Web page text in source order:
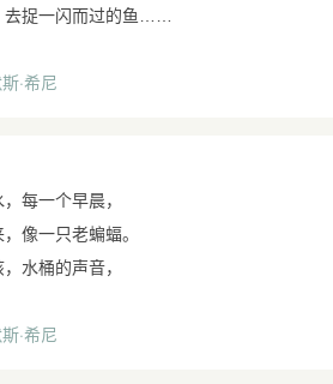
影子。
条
皮靴踢了一下，
指中间
躺着。
掘。
，他把生活撞击到家；
一只沙袋，坠地翻倒。
着，用木棍轻敲
，缰绳现在松垂了下来；
呈现的形状都是那么光洁，
了它们的尽头。
去捉一闪而过的鱼……
又太多。
，但韵律护住了他们的躯体；
友们的作品，
·希尼
每一个早晨，
像一只老蝙蝠。
水桶的声音，
渐减弱，
她那灰罩裙，
·希尼